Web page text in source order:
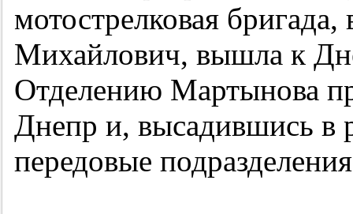
мотострелковая
Михайлович, вышла к
Отделению Мартынова
Днепр и, высадившись в
передовые